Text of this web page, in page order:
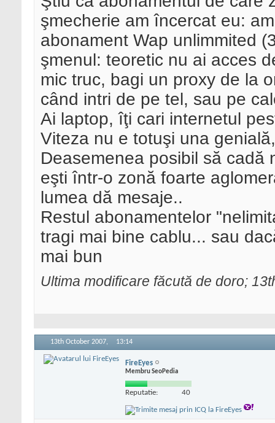
şmecherie am încercat eu:
abonament Wap unlimmited
şmenul: teoretic nu ai acces
mic truc, bagi un proxy de la
când intri de pe tel, sau pe
Ai laptop, îţi cari internetul
Viteza nu e totuşi una
Deasemenea posibil să cadă
eşti într-o zonă foarte
lumea dă mesaje..
Restul abonamentelor
tragi mai bine cablu... sau
mai bun
Ultima modificare făcută de doro;
13th October 2007, 13:14
FireEyes
Membru SeoPedia
Reputatie: 40